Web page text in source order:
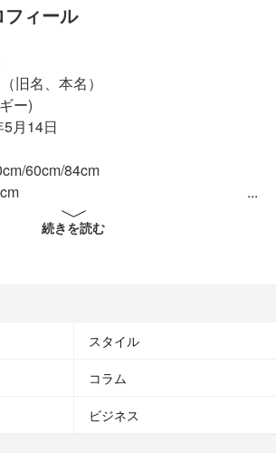
ィール
旧名、本名）
ー)
月14日
60cm/84cm
ス、英語
音楽鑑賞
所属。本名：同じ[1]。
されて出場した「レプロガールズオ
続きを読む
スタイル
コラム
ビジネス